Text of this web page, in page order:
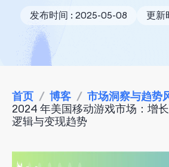
发布时间 : 2025-05-08 更新
首页 / 博客 / 市场洞察与趋势
2024 年美国移动游戏市场：增
逻辑与变现趋势